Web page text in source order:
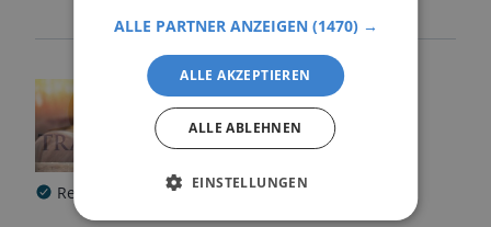
Reitparkanlage Stolpe
16540 Hohen Neuendorf
Reitschule Pensionsbetrieb
ALLE PARTNER ANZEIGEN (1470) →
ALLE AKZEPTIEREN
ALLE ABLEHNEN
EINSTELLUNGEN